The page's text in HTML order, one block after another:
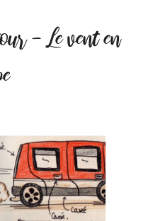
- Le vent en